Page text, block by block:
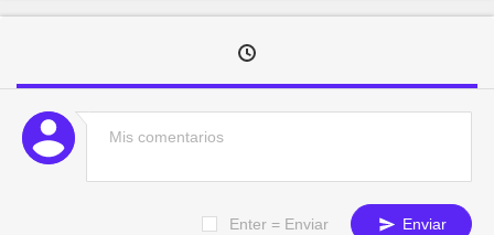
Enter = Enviar Enviar